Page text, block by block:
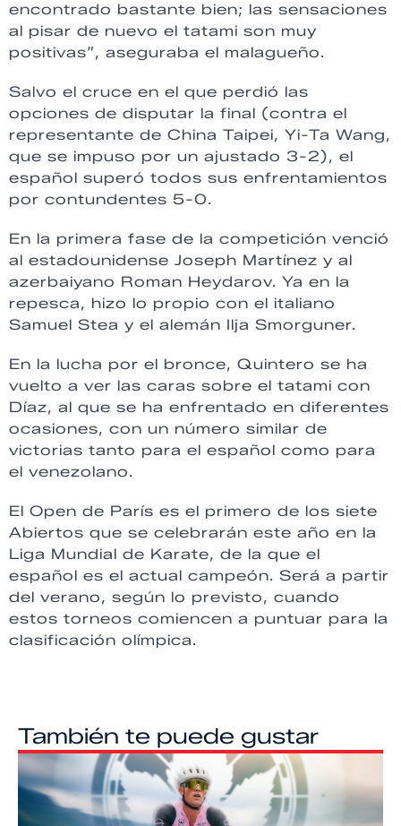
encontrado bastante bien; las sensaciones
al pisar de nuevo el tatami son muy
positivas”, aseguraba el malagueño.
Salvo el cruce en el que perdió las
opciones de disputar la final (contra el
representante de China Taipei, Yi-Ta Wang,
que se impuso por un ajustado 3-2), el
español superó todos sus enfrentamientos
por contundentes 5-0.
En la primera fase de la competición venció
al estadounidense Joseph Martínez y al
azerbaiyano Roman Heydarov. Ya en la
repesca, hizo lo propio con el italiano
Samuel Stea y el alemán Ilja Smorguner.
En la lucha por el bronce, Quintero se ha
vuelto a ver las caras sobre el tatami con
Díaz, al que se ha enfrentado en diferentes
ocasiones, con un número similar de
victorias tanto para el español como para
el venezolano.
El Open de París es el primero de los siete
Abiertos que se celebrarán este año en la
Liga Mundial de Karate, de la que el
español es el actual campeón. Será a partir
del verano, según lo previsto, cuando
estos torneos comiencen a puntuar para la
clasificación olímpica.
También te puede gustar